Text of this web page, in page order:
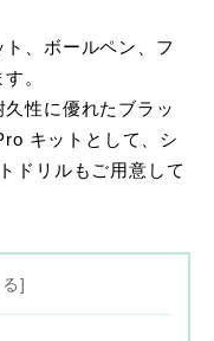
、ボールペン、フ
。
性に優れたブラッ
キットとして、シ
ドリルもご用意して